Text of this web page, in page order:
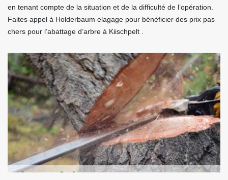
en tenant compte de la situation et de la difficulté de l’opération.
Faites appel à Holderbaum elagage pour bénéficier des prix pas
chers pour l’abattage d’arbre à Kiischpelt .